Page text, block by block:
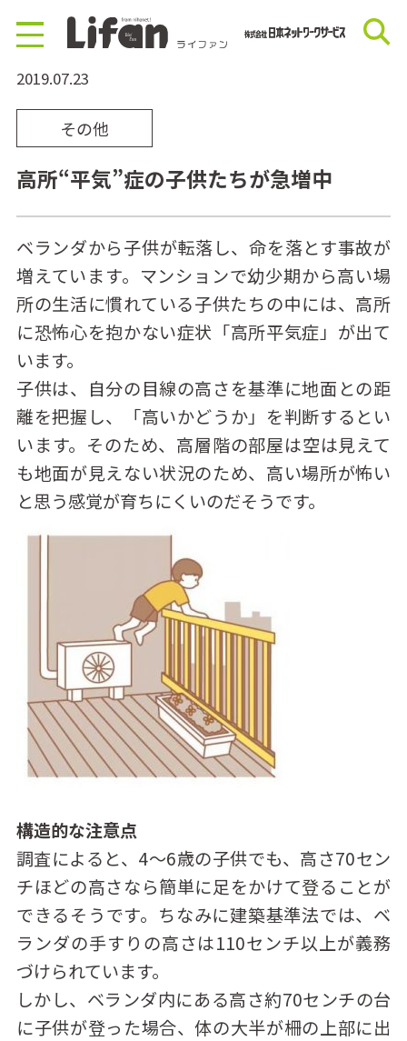
2019.07.23
その他
⾼所“平気”症の⼦供たちが急増中
ベランダから⼦供が転落し、命を落とす事故が
増えています。マンションで幼少期から⾼い場
所の⽣活に慣れている子供たちの中には、⾼所
に恐怖⼼を抱かない症状「⾼所平気症」が出て
います。
⼦供は、⾃分の⽬線の⾼さを基準に地⾯との距
離を把握し、「⾼いかどうか」を判断するとい
います。そのため、⾼層階の部屋は空は⾒えて
も地⾯が⾒えない状況のため、⾼い場所が怖い
と思う感覚が育ちにくいのだそうです。
構造的な注意点
調査によると、4〜6歳の⼦供でも、⾼さ70セン
チほどの高さなら簡単に⾜をかけて登ることが
できるそうです。ちなみに建築基準法では、ベ
ランダの⼿すりの⾼さは110センチ以上が義務
づけられています。
しかし、ベランダ内にある⾼さ約70センチの台
に⼦供が登った場合、体の⼤半が柵の上部に出